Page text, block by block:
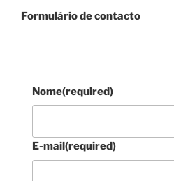
Formulário de contacto
Nome(required)
E-mail(required)